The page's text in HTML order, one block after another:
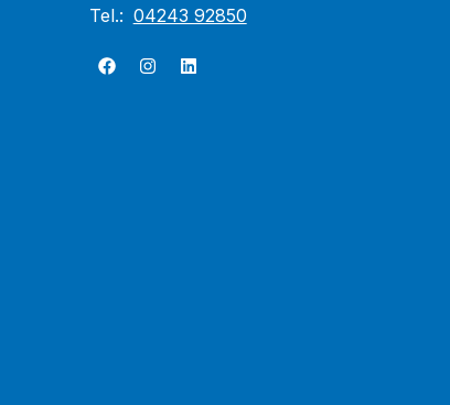
Tel.: 04243 92850